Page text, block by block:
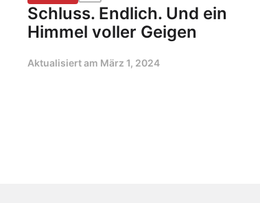
Schluss. Endlich. Und ein
Himmel voller Geigen
Aktualisiert am März 1, 2024